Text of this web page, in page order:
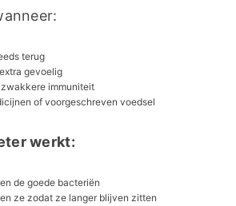
terug
gevoelig
immuniteit
of voorgeschreven voedsel
werkt:
de goede bacteriën
ze zodat ze langer blijven zitten